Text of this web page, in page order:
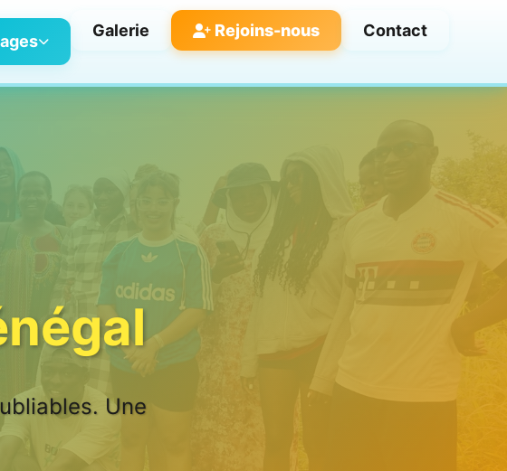
Galerie Rejoins-nous Contact
Une